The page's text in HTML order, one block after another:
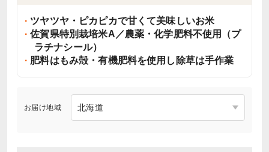
ツヤツヤ・ピカピカで甘くて美味しいお米
佐賀県特別栽培米A／農薬・化学肥料不使用（プ
ラチナシール）
肥料はもみ殻・有機肥料を使用し除草は手作業
お届け地域